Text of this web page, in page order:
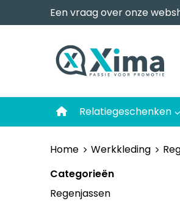
Een vraag over onze
Relatiegeschenken
Home Werkkleding
Categorieën
Regenjassen